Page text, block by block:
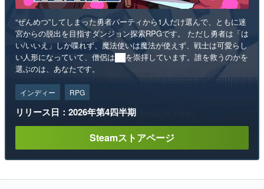
“ぜんめつ”してしまった勇者パーティから1人だけ選んで、ともに迷
宮からの脱出を目指すダンジョン探索RPGです。 ただし勇者は「は
い/いいえ」しか喋れず、魔法使いは魔法が使えず、戦士は可愛らし
い人形になっていて、僧侶は██を崇拝しています。誰を救うのかを
選ぶのは、あなたです。
インディー RPG
リリース日：2026年第4四半期
Steamストアページ